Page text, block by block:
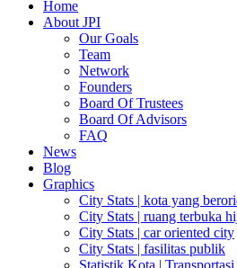
Home
About JPI
Our Goals
Team
Network
Founders
Board Of Trustees
Board Of Advisors
FAQ
News
Blog
Graphics
City Stats | kota yang
City Stats | ruang terbuka
City Stats | car oriented city
City Stats | fasilitas publik
Statistik Kota | Transportasi